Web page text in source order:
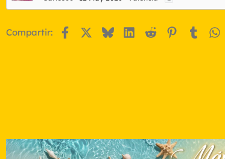
Compartir: FacebookBlueskyLinkedIn
Reddit Pinterest
Tumblr